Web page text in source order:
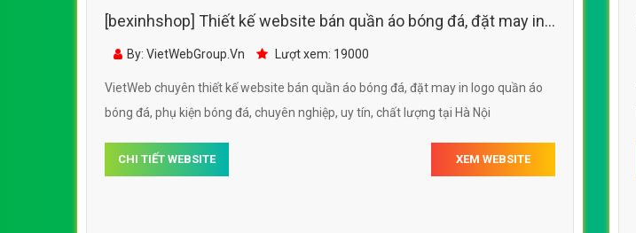
[bexinhshop] Thiết kế website bán quần áo bóng đá, đặt may in
logo quần áo bóng đá, phụ kiện bống đá
By: VietWebGroup.Vn Lượt xem: 19000
VietWeb chuyên thiết kế website bán quần áo bóng đá, đặt may in logo quần áo
bóng đá, phụ kiện bóng đá, chuyên nghiệp, uy tín, chất lượng tại Hà Nội
CHI TIẾT WEBSITE XEM WEBSITE